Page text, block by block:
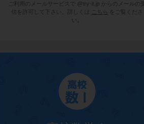
ご利用のメールサービスで @try-it.jp からのメールの受
信を許可して下さい。詳しくは
こちら
をご覧くださ
い。